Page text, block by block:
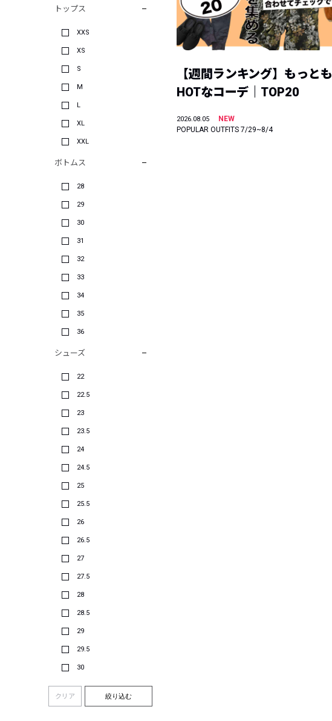
トップス
XXS
XS
S
M
L
XL
XXL
ボトムス
28
29
30
31
32
33
34
35
36
シューズ
22
22.5
23
23.5
24
24.5
25
25.5
26
26.5
27
27.5
28
28.5
29
29.5
30
クリア 絞り込む
【週間ランキング】もっとも
HOTなコーデ｜TOP20
2026.08.05
NEW
POPULAR OUTFITS 7/29~8/4